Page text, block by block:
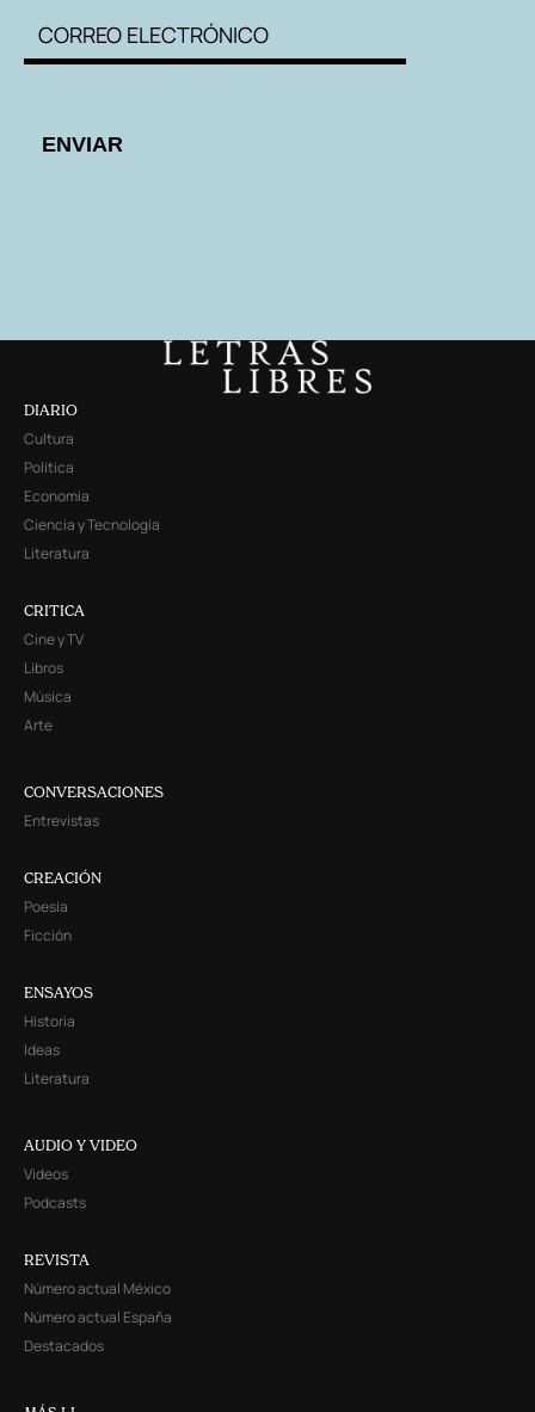
DIARIO
Cultura
Política
Economía
Ciencia y Tecnología
Literatura
CRITICA
Cine y TV
Libros
Música
Arte
CONVERSACIONES
Entrevistas
CREACIÓN
Poesía
Ficción
ENSAYOS
Historia
Ideas
Literatura
AUDIO Y VIDEO
Videos
Podcasts
REVISTA
Número actual México
Número actual España
Destacados